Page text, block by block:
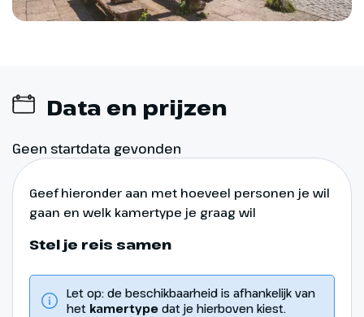
Data en prijzen
Geen startdata gevonden
Geef hieronder aan met hoeveel personen je wil
gaan en welk kamertype je graag wil
Stel je reis samen
Let op: de beschikbaarheid is afhankelijk van
het kamertype dat je hierboven kiest.